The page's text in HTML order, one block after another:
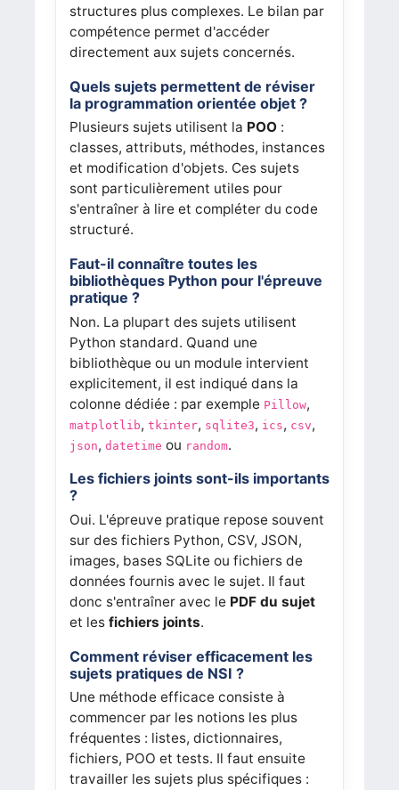
structures plus complexes. Le bilan par
compétence permet d'accéder
directement aux sujets concernés.
Quels sujets permettent de réviser
la programmation orientée objet ?
Plusieurs sujets utilisent la POO:
classes, attributs, méthodes, instances
et modification d'objets. Ces sujets
sont particulièrement utiles pour
s'entraîner à lire et compléter du code
structuré.
Faut-il connaître toutes les
bibliothèques Python pour l'épreuve
pratique ?
Non. La plupart des sujets utilisent
Python standard. Quand une
bibliothèque ou un module intervient
explicitement, il est indiqué dans la
colonne dédiée : par exemple Pillow,
matplotlib, tkinter, sqlite3, ics, csv,
json, datetime ou random.
Les fichiers joints sont-ils importants
?
Oui. L'épreuve pratique repose souvent
sur des fichiers Python, CSV, JSON,
images, bases SQLite ou fichiers de
données fournis avec le sujet. Il faut
donc s'entraîner avec le PDF du sujet
et les fichiers joints.
Comment réviser efficacement les
sujets pratiques de NSI ?
Une méthode efficace consiste à
commencer par les notions les plus
fréquentes : listes, dictionnaires,
fichiers, POO et tests. Il faut ensuite
travailler les sujets plus spécifiques :